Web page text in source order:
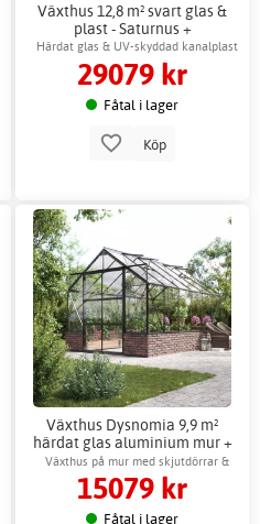
Växthus 12,8 m² svart glas &
plast - Saturnus +
Växthustillbehör
Härdat glas & UV-skyddad kanalplast
29079 kr
Fåtal i lager
Köp
Växthus Dysnomia 9,9 m²
härdat glas aluminium mur +
Växthustillbehör
Växthus på mur med skjutdörrar &
ventilation
15079 kr
Fåtal i lager